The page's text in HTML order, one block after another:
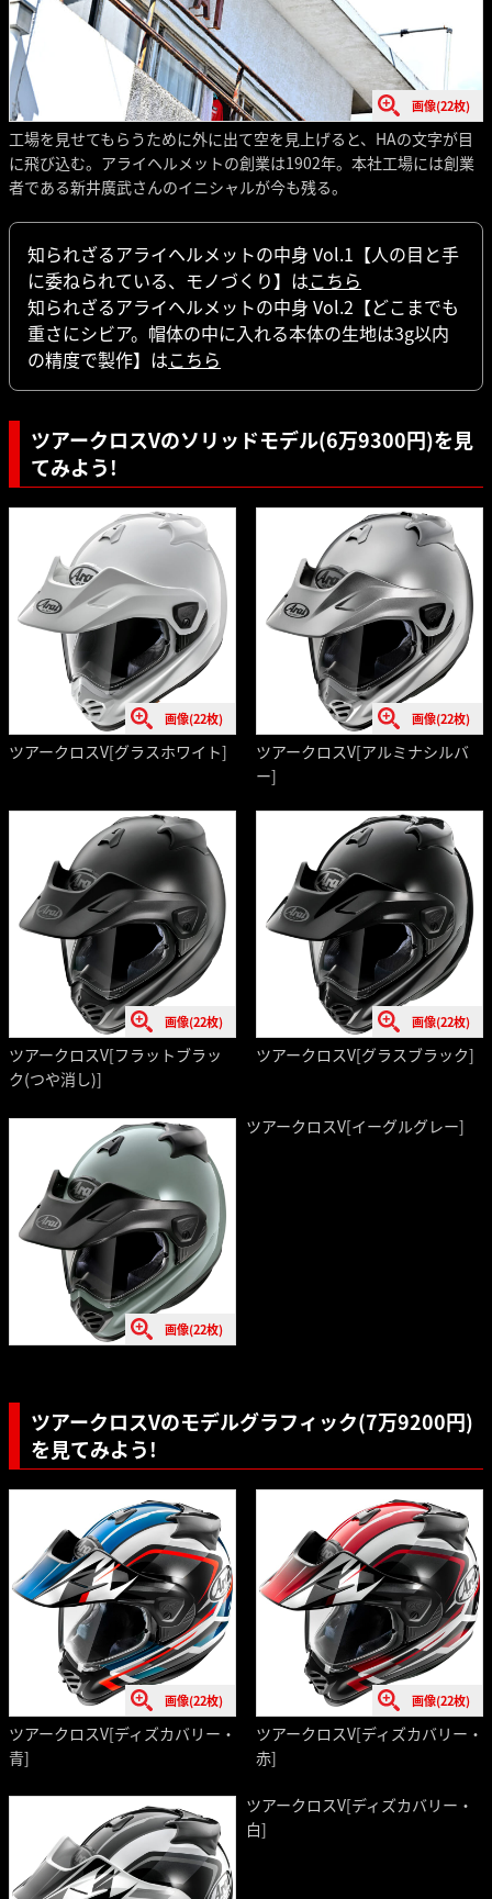
画像(22枚)
工場を見せてもらうために外に出て空を見上げると、HAの文字が目
に飛び込む。アライヘルメットの創業は1902年。本社工場には創業
者である新井廣武さんのイニシャルが今も残る。
知られざるアライヘルメットの中身 Vol.1【人の目と手
に委ねられている、モノづくり】はこちら
知られざるアライヘルメットの中身 Vol.2【どこまでも
重さにシビア。帽体の中に入れる本体の生地は3g以内
の精度で製作】はこちら
ツアークロスVのソリッドモデル(6万9300円)を見
てみよう!
画像(22枚)
ツアークロスV[グラスホワイト]
画像(22枚)
ツアークロスV[アルミナシルバ
ー]
画像(22枚)
ツアークロスV[フラットブラッ
ク(つや消し)]
画像(22枚)
ツアークロスV[グラスブラック]
画像(22枚)
ツアークロスV[イーグルグレー]
ツアークロスVのモデルグラフィック(7万9200円)
を見てみよう!
画像(22枚)
ツアークロスV[ディズカバリー・
青]
画像(22枚)
ツアークロスV[ディズカバリー・
赤]
ツアークロスV[ディズカバリー・
白]